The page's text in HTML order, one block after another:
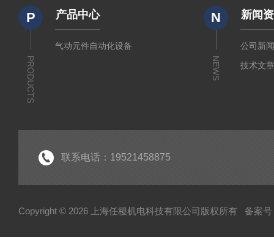
P
PRODUCTS
产品中心
气动元件自动化设备
N
NEWS
新闻
公司新
技术文
联系电话：19521458875
Copyright © 2026 上海任稷机电科技有限公司版权所有 备案号